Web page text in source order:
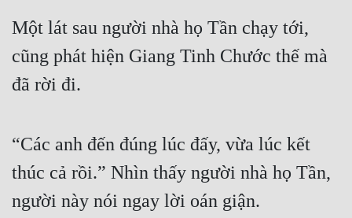
Một lát sau người nhà họ Tần chạy tới,
cũng phát hiện Giang Tinh Chước thế mà
đã rời đi.
“Các anh đến đúng lúc đấy, vừa lúc kết
thúc cả rồi.” Nhìn thấy người nhà họ Tần,
người này nói ngay lời oán giận.